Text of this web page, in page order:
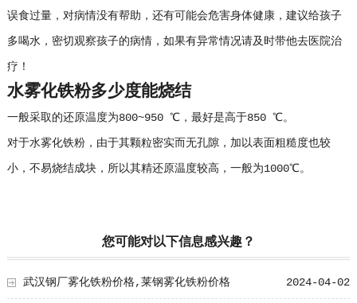
误食过量，对病情没有帮助，还有可能会危害身体健康，建议给孩子
多喝水，密切观察孩子的病情，如果有异常情况请及时带他去医院治
疗！
水雾化铁粉多少度能烧结
一般采取的还原温度为800~950 ℃，最好是高于850 ℃。
对于水雾化铁粉，由于其颗粒密实而无孔隙，加以表面粗糙度也较
小，不易烧结成块，所以其精还原温度较高，一般为1000℃。
您可能对以下信息感兴趣？
2024-04-02
武汉钢厂雾化铁粉价格,莱钢雾化铁粉价格